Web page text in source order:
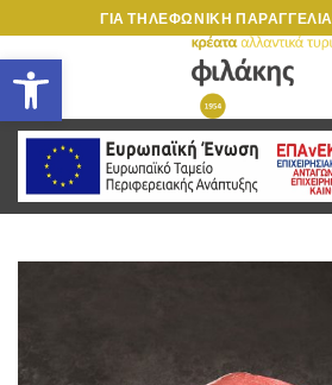
Ανοίξτε τη γραμμή εργαλείων
to
content
ΓΙΑ ΤΗΛΕΦΩΝΙΚΗ ΠΑΡΑΓΓΕΛΙΑ